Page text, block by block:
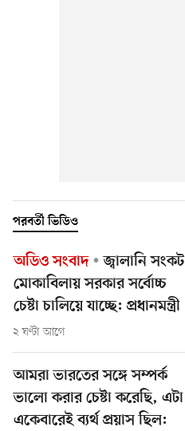
পরবর্তী ভিডিও
অডিও সংবাদ
জ্বালানি সংকট
মোকাবিলায় সরকার সর্বোচ্চ
চেষ্টা চালিয়ে যাচ্ছে: প্রধানমন্ত্রী
২ ঘণ্টা আগে
আমরা ভারতের সঙ্গে সম্পর্ক
ভালো করার চেষ্টা করেছি, এটা
একেবারেই ব্যর্থ প্রয়াস ছিল: